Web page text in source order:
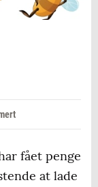
fået penge
at lade